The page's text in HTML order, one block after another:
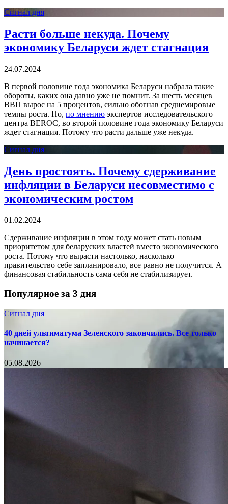
Сигнал дня
Расти больше некуда. Почему
экономику Беларуси ждет стагнация
24.07.2024
В первой половине года экономика Беларуси набрала такие
обороты, каких она давно уже не помнит. За шесть месяцев
ВВП вырос на 5 процентов, сильно обогнав среднемировые
темпы роста. Но, по мнению экспертов исследовательского
центра BEROC, во второй половине года экономику Беларуси
ждет стагнация. Потому что расти дальше уже некуда.
Сигнал дня
День простоять. Почему сдерживание
инфляции в Беларуси несовместимо с
экономическим ростом
01.02.2024
Сдерживание инфляции в этом году может стать новым
приоритетом для беларуских властей вместо экономического
роста. Потому что вырасти настолько, насколько
правительство себе запланировало, все равно не получится. А
финансовая стабильность сама себя не стабилизирует.
Популярное за 3 дня
Сигнал дня
40 дней ультиматума Зеленского закончились. Все только
начинается?
05.08.2026